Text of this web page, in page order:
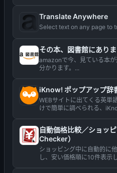
Translate Anywhere
Select text on any page to
その本、図書館にありま
amazonで今、見ている本
分かります。...
iKnow! ポップアップ辞
WEBサイトに出てくる英単
けで簡単に調べられる、
自動価格比較／ショッ
Checker）
ショッピング中に自動的に
し、安い価格順に10件表示